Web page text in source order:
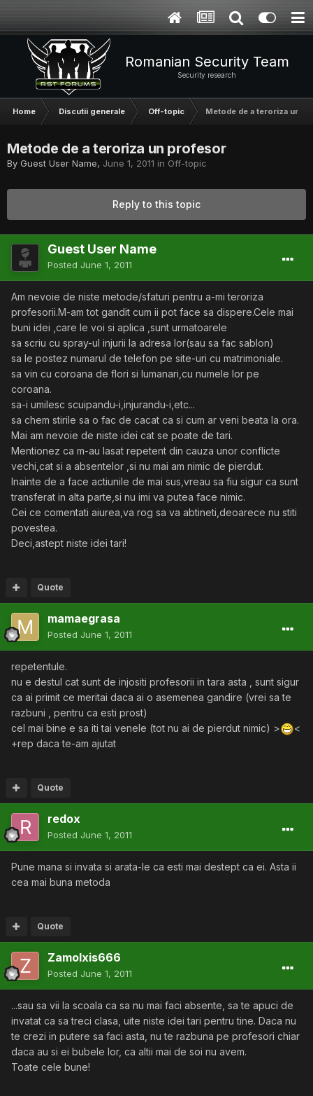
Romanian Security Team
Security research
Home Discutii generale Off-topic Metode de a teroriza un
Metode de a teroriza un profesor
By Guest User Name, June 1, 2011 in Off-topic
Reply to this topic
Guest User Name
Posted June 1, 2011
Am nevoie de niste metode/sfaturi pentru a-mi teroriza
profesorii.M-am tot gandit cum ii pot face sa dispere.Cele mai
buni idei ,care le voi si aplica ,sunt urmatoarele
sa scriu cu spray-ul injurii la adresa lor(sau sa fac sablon)
sa le postez numarul de telefon pe site-uri cu matrimoniale.
sa vin cu coroana de flori si lumanari,cu numele lor pe
coroana.
sa-i umilesc scuipandu-i,injurandu-i,etc...
sa chem stirile sa o fac de cacat ca si cum ar veni beata la ora.
Mai am nevoie de niste idei cat se poate de tari.
Mentionez ca m-au lasat repetent din cauza unor conflicte
vechi,cat si a absentelor ,si nu mai am nimic de pierdut.
Inainte de a face actiunile de mai sus,vreau sa fiu sigur ca sunt
transferat in alta parte,si nu imi va putea face nimic.
Cei ce comentati aiurea,va rog sa va abtineti,deoarece nu stiti
povestea.
Deci,astept niste idei tari!
Quote
mamaegrasa
Posted June 1, 2011
repetentule.
nu e destul cat sunt de injositi profesorii in tara asta , sunt sigur
ca ai primit ce meritai daca ai o asemenea gandire (vrei sa te
razbuni , pentru ca esti prost)
cel mai bine e sa iti tai venele (tot nu ai de pierdut nimic) >
<
+rep daca te-am ajutat
Quote
redox
Posted June 1, 2011
Pune mana si invata si arata-le ca esti mai destept ca ei. Asta ii
cea mai buna metoda
Quote
Zamolxis666
Posted June 1, 2011
...sau sa vii la scoala ca sa nu mai faci absente, sa te apuci de
invatat ca sa treci clasa, uite niste idei tari pentru tine. Daca nu
te crezi in putere sa faci asta, nu te razbuna pe profesori chiar
daca au si ei bubele lor, ca altii mai de soi nu avem.
Toate cele bune!